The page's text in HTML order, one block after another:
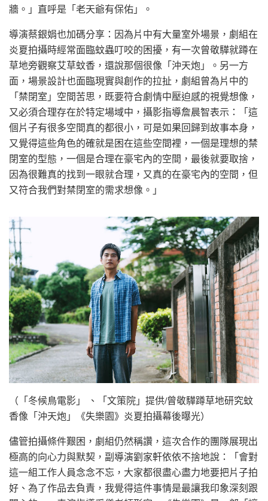
牆。」直呼是「老天爺有保佑」。
導演蔡銀娟也加碼分享：因為片中有大量室外場景，劇組在
炎夏拍攝時經常面臨蚊蟲叮咬的困擾，有一次曾敬驊就蹲在
草地旁觀察艾草蚊香，還說那個很像「沖天炮」。另一方
面，場景設計也面臨現實與創作的拉扯，劇組曾為片中的
「禁閉室」空間苦思，既要符合劇情中壓迫感的視覺想像，
又必須合理存在於特定場域中，攝影指導詹晨智表示：「這
個片子有很多空間真的都很小，可是如果回歸到故事本身，
又覺得這些角色的確就是困在這些空間裡，一個是理想的禁
閉室的型態，一個是合理在豪宅內的空間，最後就要取捨，
因為很難真的找到一眼就合理，又真的在豪宅內的空間，但
又符合我們對禁閉室的需求想像。」
（「冬候鳥電影」 、「文策院」提供/曾敬驊蹲草地研究蚊
香像「沖天炮」《失樂園》炎夏拍攝幕後曝光）
儘管拍攝條件艱困，劇組仍然稱讚，這次合作的團隊展現出
極高的向心力與默契，副導演劉家軒依依不捨地說：「會對
這一組工作人員念念不忘，大家都很盡心盡力地要把片子拍
好、為了作品去負責，我覺得這件事情是最讓我印象深刻跟